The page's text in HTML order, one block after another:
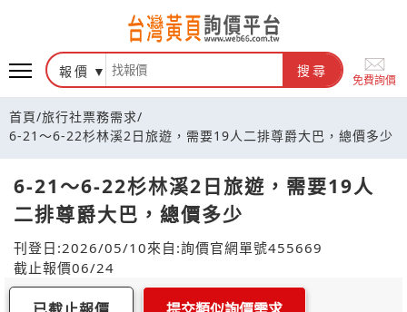
報價 搜尋
免費詢價
首頁/旅行社票務需求/
6-21～6-22杉林溪2日旅遊，需要19人二排尊爵大巴，總價多少
6-21～6-22杉林溪2日旅遊，需要19人
二排尊爵大巴，總價多少
刊登日:2026/05/10來自:詢價官網單號455669
截止報價06/24